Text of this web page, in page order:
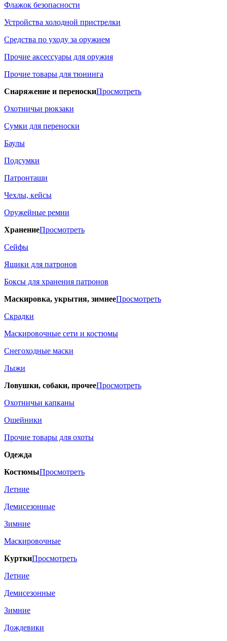
Флажок безопасности
Устройства холодной пристрелки
Средства по уходу за оружием
Прочие аксессуары для оружия
Прочие товары для тюнинга
Снаряжение и переноскиПросмотреть
Охотничьи рюкзаки
Сумки для переноски
Баулы
Подсумки
Патронташи
Чехлы, кейсы
Оружейные ремни
ХранениеПросмотреть
Сейфы
Ящики для патронов
Боксы для хранения патронов
Маскировка, укрытия, зимнееПросмотреть
Скрадки
Маскировочные сети и костюмы
Снегоходные маски
Лыжи
Ловушки, собаки, прочееПросмотреть
Охотничьи капканы
Ошейники
Прочие товары для охоты
Одежда
КостюмыПросмотреть
Летние
Демисезонные
Зимние
Маскировочные
КурткиПросмотреть
Летние
Демисезонные
Зимние
Дождевики